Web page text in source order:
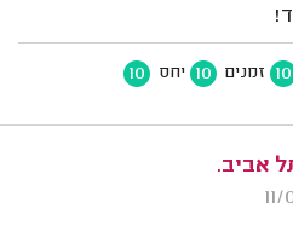
10 זמנים 10 יחס 10
אביב.